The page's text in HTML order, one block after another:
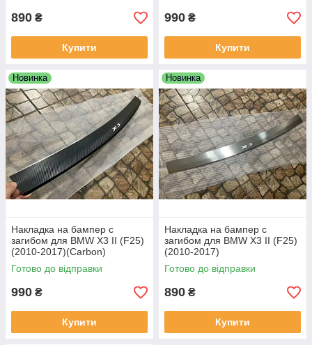
890 ₴
Купити
990 ₴
Купити
Новинка
Накладка на бампер с
загибом для BMW X3 II (F25)
(2010-2017)(Carbon)
Готово до відправки
990 ₴
Купити
Новинка
Накладка на бампер с
загибом для BMW X3 II (F25)
(2010-2017)
Готово до відправки
890 ₴
Купити